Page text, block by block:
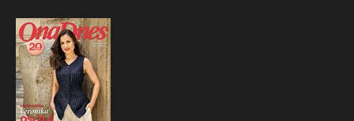
spotřebitelskýmiTESTY KVALITY
• Středa s inspirací pro váš domov a zahradu v
• Čtvrtek s televizním programem
• Pátek se mohou čtenáři těšit na časopis
• Sobota se spoustou zajímavého čtení na volné dny ve
Víkend DNES a v Orientaci Lidových novin.